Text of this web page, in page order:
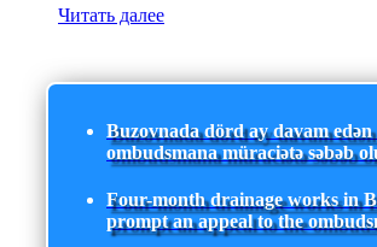
Читать далее
Buzovnada dörd ay davam
ombudsmana müraciətə səbəb
Four-month drainage works in
prompt an appeal to the